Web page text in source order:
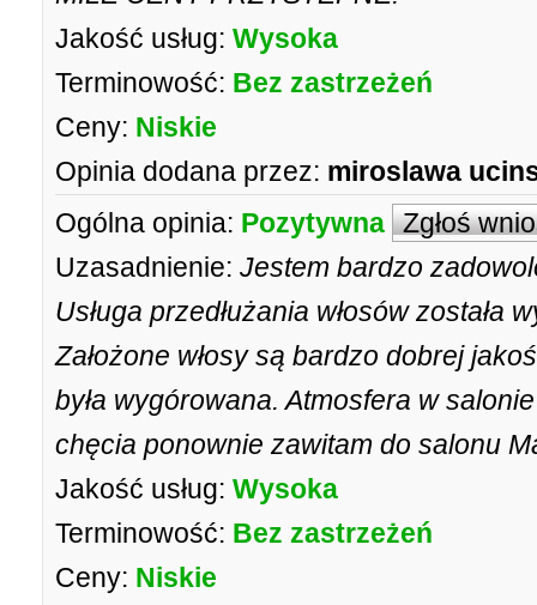
Jakość usług: Wysoka
Terminowość: Bez zastrzeżeń
Ceny: Niskie
Opinia dodana przez: miroslawa
Ogólna opinia: Pozytywna Zgłoś
Uzasadnienie: Jestem bardzo
Usługa przedłużania włosów została
Założone włosy są bardzo dobrej
była wygórowana. Atmosfera w
chęcia ponownie zawitam do salonu
Jakość usług: Wysoka
Terminowość: Bez zastrzeżeń
Ceny: Niskie